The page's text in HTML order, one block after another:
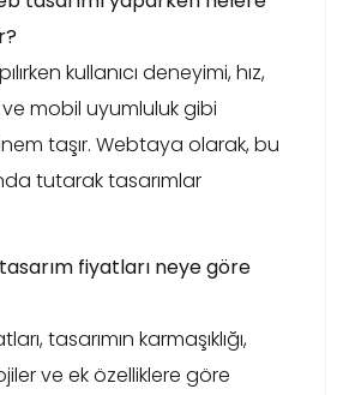
kullanıcı deneyimi, hız,
mobil uyumluluk gibi
taşır. Webtaya olarak, bu
tutarak tasarımlar
fiyatları neye göre
tasarımın karmaşıklığı,
ve ek özelliklere göre